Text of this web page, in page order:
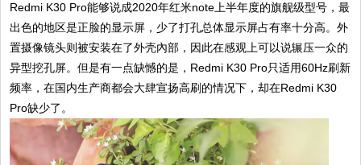
Redmi K30 Pro能够说成2020年红米note上半年度的旗舰级型号，最
出色的地区是正脸的显示屏，少了打孔总体显示屏占有率十分高。外
置摄像镜头则被安装在了外壳內部，因此在感观上可以说辗压一众的
异型挖孔屏。但是有一点缺憾的是，Redmi K30 Pro只适用60Hz刷新
频率，在国内生产商都会大肆宣扬高刷的情况下，却在Redmi K30
Pro缺少了。